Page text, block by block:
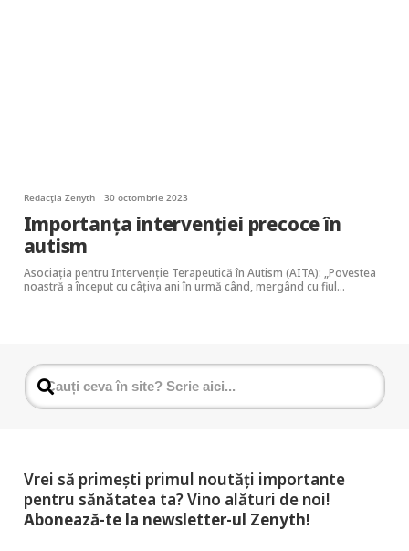
Redacția Zenyth 30 octombrie 2023
Importanța intervenției precoce în
autism
Asociația pentru Intervenție Terapeutică în Autism (AITA): „Povestea
noastră a început cu câțiva ani în urmă când, mergând cu fiul…
Vrei să primești primul noutăți importante
pentru sănătatea ta? Vino alături de noi!
Abonează-te la newsletter-ul Zenyth!